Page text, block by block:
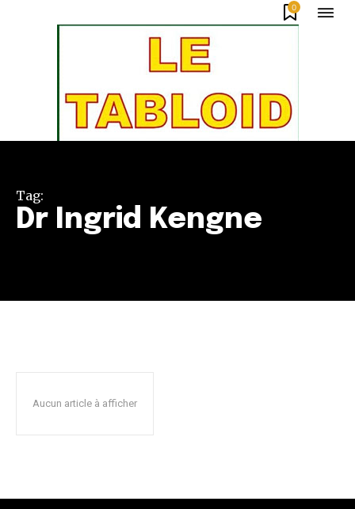
0
Tag:
Dr Ingrid Kengne
Aucun article à afficher